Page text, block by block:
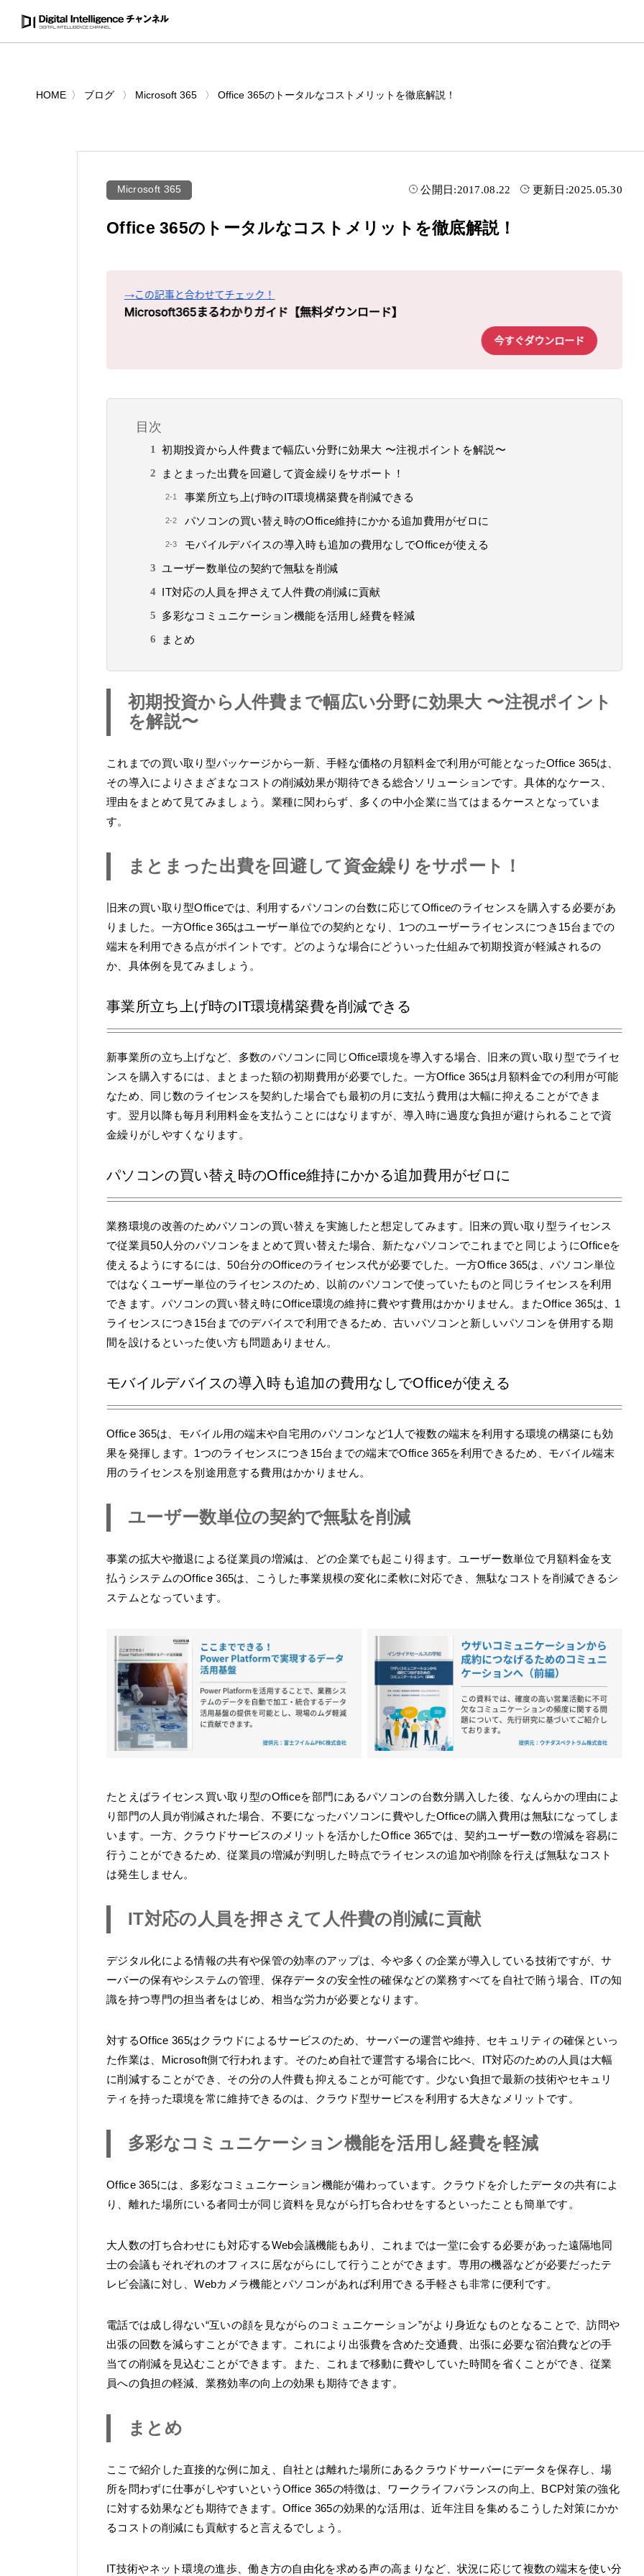
HOME ブログ Microsoft 365 Office 365のトータルなコストメリットを徹底解説！
Microsoft 365 公開日:2017.08.22 更新日:2025.05.30
Office 365のトータルなコストメリットを徹底解説！
目次
初期投資から人件費まで幅広い分野に効果大 〜注視ポイントを解説〜
まとまった出費を回避して資金繰りをサポート！
事業所立ち上げ時のIT環境構築費を削減できる
パソコンの買い替え時のOffice維持にかかる追加費用がゼロに
モバイルデバイスの導入時も追加の費用なしでOfficeが使える
ユーザー数単位の契約で無駄を削減
IT対応の人員を押さえて人件費の削減に貢献
多彩なコミュニケーション機能を活用し経費を軽減
まとめ
初期投資から人件費まで幅広い分野に効果大 〜注視ポイント
を解説〜
これまでの買い取り型パッケージから一新、手軽な価格の月額料金で利用が可能となったOffice 365は、
その導入によりさまざまなコストの削減効果が期待できる総合ソリューションです。具体的なケース、
理由をまとめて見てみましょう。業種に関わらず、多くの中小企業に当てはまるケースとなっていま
す。
まとまった出費を回避して資金繰りをサポート！
旧来の買い取り型Officeでは、利用するパソコンの台数に応じてOfficeのライセンスを購入する必要があ
りました。一方Office 365はユーザー単位での契約となり、1つのユーザーライセンスにつき15台までの
端末を利用できる点がポイントです。どのような場合にどういった仕組みで初期投資が軽減されるの
か、具体例を見てみましょう。
事業所立ち上げ時のIT環境構築費を削減できる
新事業所の立ち上げなど、多数のパソコンに同じOffice環境を導入する場合、旧来の買い取り型でライセ
ンスを購入するには、まとまった額の初期費用が必要でした。一方Office 365は月額料金での利用が可能
なため、同じ数のライセンスを契約した場合でも最初の月に支払う費用は大幅に抑えることができま
す。翌月以降も毎月利用料金を支払うことにはなりますが、導入時に過度な負担が避けられることで資
金繰りがしやすくなります。
パソコンの買い替え時のOffice維持にかかる追加費用がゼロに
業務環境の改善のためパソコンの買い替えを実施したと想定してみます。旧来の買い取り型ライセンス
で従業員50人分のパソコンをまとめて買い替えた場合、新たなパソコンでこれまでと同じようにOfficeを
使えるようにするには、50台分のOfficeのライセンス代が必要でした。一方Office 365は、パソコン単位
ではなくユーザー単位のライセンスのため、以前のパソコンで使っていたものと同じライセンスを利用
できます。パソコンの買い替え時にOffice環境の維持に費やす費用はかかりません。またOffice 365は、1
ライセンスにつき15台までのデバイスで利用できるため、古いパソコンと新しいパソコンを併用する期
間を設けるといった使い方も問題ありません。
モバイルデバイスの導入時も追加の費用なしでOfficeが使える
Office 365は、モバイル用の端末や自宅用のパソコンなど1人で複数の端末を利用する環境の構築にも効
果を発揮します。1つのライセンスにつき15台までの端末でOffice 365を利用できるため、モバイル端末
用のライセンスを別途用意する費用はかかりません。
ユーザー数単位の契約で無駄を削減
事業の拡大や撤退による従業員の増減は、どの企業でも起こり得ます。ユーザー数単位で月額料金を支
払うシステムのOffice 365は、こうした事業規模の変化に柔軟に対応でき、無駄なコストを削減できるシ
ステムとなっています。
たとえばライセンス買い取り型のOfficeを部門にあるパソコンの台数分購入した後、なんらかの理由によ
り部門の人員が削減された場合、不要になったパソコンに費やしたOfficeの購入費用は無駄になってしま
います。一方、クラウドサービスのメリットを活かしたOffice 365では、契約ユーザー数の増減を容易に
行うことができるため、従業員の増減が判明した時点でライセンスの追加や削除を行えば無駄なコスト
は発生しません。
IT対応の人員を押さえて人件費の削減に貢献
デジタル化による情報の共有や保管の効率のアップは、今や多くの企業が導入している技術ですが、サ
ーバーの保有やシステムの管理、保存データの安全性の確保などの業務すべてを自社で賄う場合、ITの知
識を持つ専門の担当者をはじめ、相当な労力が必要となります。
対するOffice 365はクラウドによるサービスのため、サーバーの運営や維持、セキュリティの確保といっ
た作業は、Microsoft側で行われます。そのため自社で運営する場合に比べ、IT対応のための人員は大幅
に削減することができ、その分の人件費も抑えることが可能です。少ない負担で最新の技術やセキュリ
ティを持った環境を常に維持できるのは、クラウド型サービスを利用する大きなメリットです。
多彩なコミュニケーション機能を活用し経費を軽減
Office 365には、多彩なコミュニケーション機能が備わっています。クラウドを介したデータの共有によ
り、離れた場所にいる者同士が同じ資料を見ながら打ち合わせをするといったことも簡単です。
大人数の打ち合わせにも対応するWeb会議機能もあり、これまでは一堂に会する必要があった遠隔地同
士の会議もそれぞれのオフィスに居ながらにして行うことができます。専用の機器などが必要だったテ
レビ会議に対し、Webカメラ機能とパソコンがあれば利用できる手軽さも非常に便利です。
電話では成し得ない“互いの顔を見ながらのコミュニケーション”がより身近なものとなることで、訪問や
出張の回数を減らすことができます。これにより出張費を含めた交通費、出張に必要な宿泊費などの手
当ての削減を見込むことができます。また、これまで移動に費やしていた時間を省くことができ、従業
員への負担の軽減、業務効率の向上の効果も期待できます。
まとめ
ここで紹介した直接的な例に加え、自社とは離れた場所にあるクラウドサーバーにデータを保存し、場
所を問わずに仕事がしやすいというOffice 365の特徴は、ワークライフバランスの向上、BCP対策の強化
に対する効果なども期待できます。Office 365の効果的な活用は、近年注目を集めるこうした対策にかか
るコストの削減にも貢献すると言えるでしょう。
IT技術やネット環境の進歩、働き方の自由化を求める声の高まりなど、状況に応じて複数の端末を使い分